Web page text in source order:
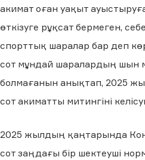
акимат оған уақыт
өткізуге рұқсат бермеген,
спорттық шаралар бар деп
сот мұндай шаралардың шын
болмағанын анықтап, 2025
сот акиматты митингіні
2025 жылдың қаңтарында
сот заңдағы бір шектеуші